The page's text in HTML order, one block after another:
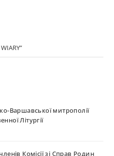
Варшавської митрополії
Літургії
Комісії зі Справ Родин